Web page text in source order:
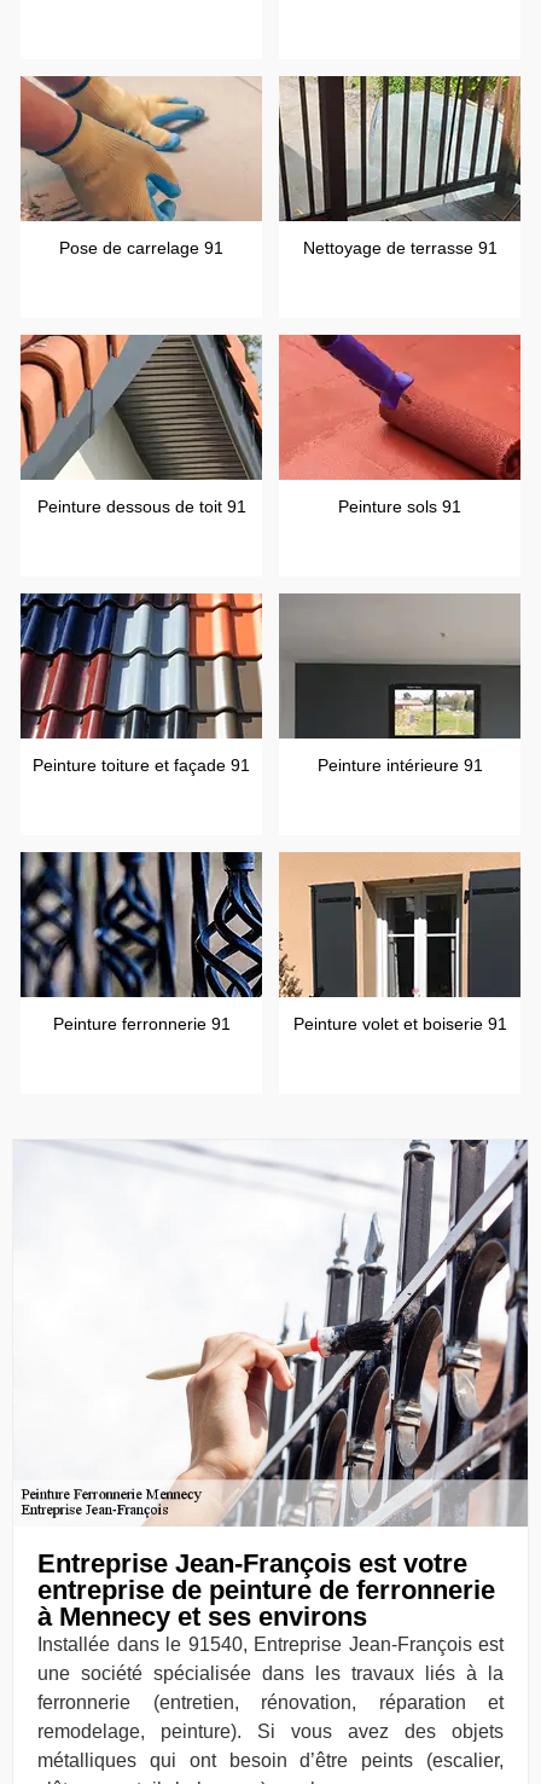
Pose de carrelage 91 Nettoyage de terrasse 91
Peinture dessous de toit 91 Peinture sols 91
Peinture toiture et façade 91 Peinture intérieure 91
Peinture ferronnerie 91 Peinture volet et boiserie 91
Entreprise Jean-François est votre
entreprise de peinture de ferronnerie
à Mennecy et ses environs
Installée dans le 91540, Entreprise Jean-François est
une société spécialisée dans les travaux liés à la
ferronnerie (entretien, rénovation, réparation et
remodelage, peinture). Si vous avez des objets
métalliques qui ont besoin d’être peints (escalier,